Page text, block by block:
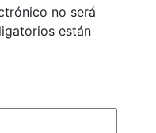
no será
están